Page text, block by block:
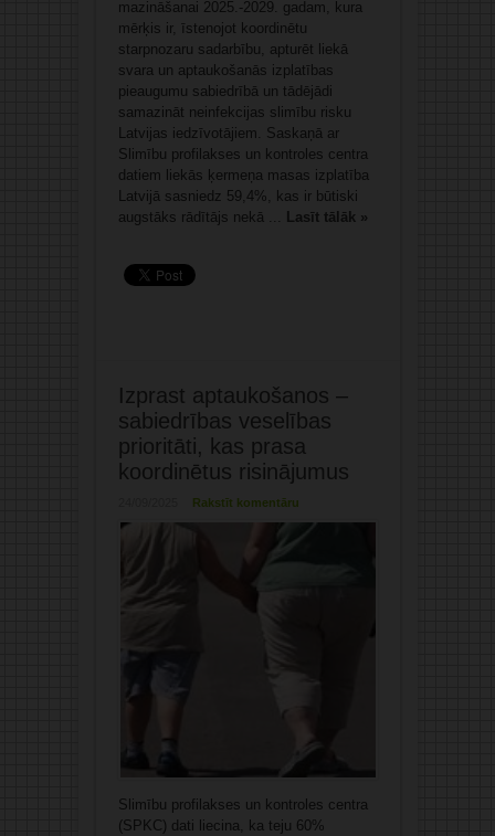
mazināšanai 2025.-2029. gadam, kura
mērķis ir, īstenojot koordinētu
starpnozaru sadarbību, apturēt liekā
svara un aptaukošanās izplatības
pieaugumu sabiedrībā un tādējādi
samazināt neinfekcijas slimību risku
Latvijas iedzīvotājiem. Saskaņā ar
Slimību profilakses un kontroles centra
datiem liekās ķermeņa masas izplatība
Latvijā sasniedz 59,4%, kas ir būtiski
augstāks rādītājs nekā ... Lasīt tālāk »
Izprast aptaukošanos –
sabiedrības veselības
prioritāti, kas prasa
koordinētus risinājumus
Rakstīt komentāru
Slimību profilakses un kontroles centra
(SPKC) dati liecina, ka teju 60%